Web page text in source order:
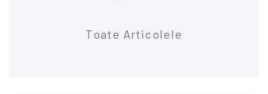
Toate Articolele